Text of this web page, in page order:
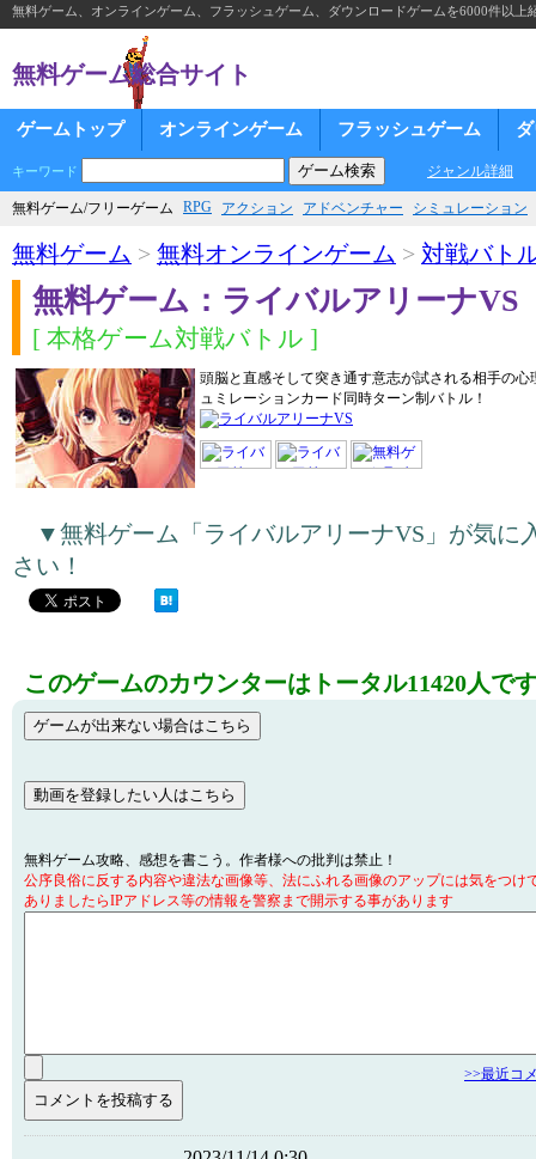
無料ゲーム、オンラインゲーム、フラッシュゲーム、ダウンロードゲームを6000件以上
無料ゲーム総合サイト
ゲームトップ オンラインゲーム フラッシュゲーム
キーワード ジャンル詳細
無料ゲーム/フリーゲーム RPG アクション アドベンチャー シミュレーション
無料ゲーム > 無料オンラインゲーム > 対戦バト
無料ゲーム：ライバルアリーナVS
[ 本格ゲーム対戦バトル ]
頭脳と直感そして突き通す意志が試される相手の
ュミレーションカード同時ターン制バトル！
▼無料ゲーム「ライバルアリーナVS」が気に
さい！
このゲームのカウンターはトータル11420人で
無料ゲーム攻略、感想を書こう。作者様への批判は禁止！
公序良俗に反する内容や違法な画像等、法にふれる画像のアップには気をつけ
ありましたらIPアドレス等の情報を警察まで開示する事があります
>>最近コ